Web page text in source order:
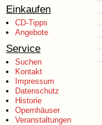
Einkaufen
CD-Tipps
Angebote
Service
Suchen
Kontakt
Impressum
Datenschutz
Historie
Opernhäuser
Veranstaltungen